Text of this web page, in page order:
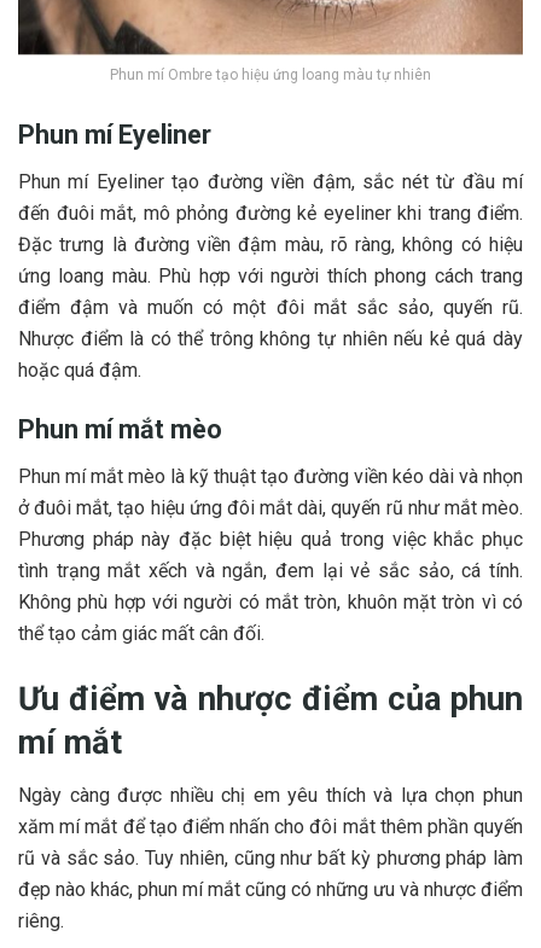
Phun mí Ombre tạo hiệu ứng loang màu tự nhiên
Phun mí Eyeliner
Phun mí Eyeliner tạo đường viền đậm, sắc nét từ đầu mí
đến đuôi mắt, mô phỏng đường kẻ eyeliner khi trang điểm.
Đặc trưng là đường viền đậm màu, rõ ràng, không có hiệu
ứng loang màu. Phù hợp với người thích phong cách trang
điểm đậm và muốn có một đôi mắt sắc sảo, quyến rũ.
Nhược điểm là có thể trông không tự nhiên nếu kẻ quá dày
hoặc quá đậm.
Phun mí mắt mèo​
Phun mí mắt mèo là kỹ thuật tạo đường viền kéo dài và nhọn
ở đuôi mắt, tạo hiệu ứng đôi mắt dài, quyến rũ như mắt mèo.
Phương pháp này đặc biệt hiệu quả trong việc khắc phục
tình trạng mắt xếch và ngắn, đem lại vẻ sắc sảo, cá tính.
Không phù hợp với người có mắt tròn, khuôn mặt tròn vì có
thể tạo cảm giác mất cân đối.
Ưu điểm và nhược điểm của phun
mí mắt
Ngày càng được nhiều chị em yêu thích và lựa chọn phun
xăm mí mắt để tạo điểm nhấn cho đôi mắt thêm phần quyến
rũ và sắc sảo. Tuy nhiên, cũng như bất kỳ phương pháp làm
đẹp nào khác, phun mí mắt cũng có những ưu và nhược điểm
riêng.